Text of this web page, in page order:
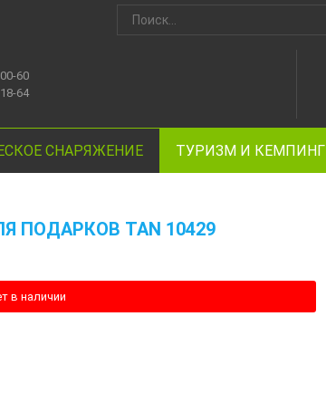
60
64
СНАРЯЖЕНИЕ ТУРИЗМ И КЕМПИНГ
ПОДАРКОВ TAN 10429
в наличии